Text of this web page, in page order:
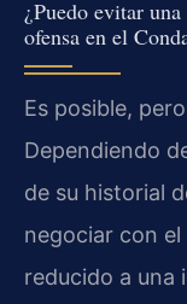
¿Puedo evitar
ofensa en el
Es posible,
Dependiendo
de su historial
negociar con el
reducido a una